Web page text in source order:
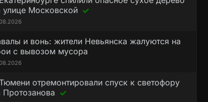
улице Московской
и вонь: жители Невьянска жалуются на
с вывозом мусора
отремонтировали спуск к светофору
Протозанова